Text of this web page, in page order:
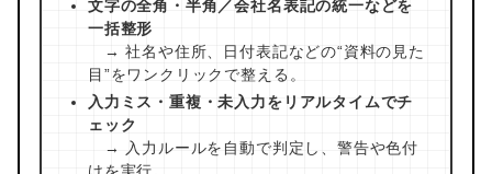
文字の全角・半角／会社名表記の統一などを
一括整形
→ 社名や住所、日付表記などの“資料の見た
目”をワンクリックで整える。
入力ミス・重複・未入力をリアルタイムでチ
ェック
→ 入力ルールを自動で判定し、警告や色付
けを実行。